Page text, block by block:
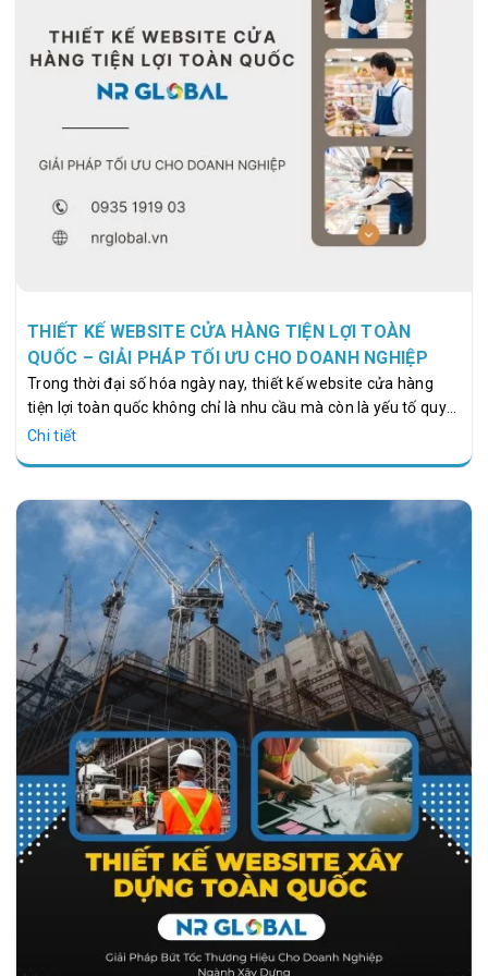
THIẾT KẾ WEBSITE CỬA HÀNG TIỆN LỢI TOÀN
QUỐC – GIẢI PHÁP TỐI ƯU CHO DOANH NGHIỆP
Trong thời đại số hóa ngày nay, thiết kế website cửa hàng
tiện lợi toàn quốc không chỉ là nhu cầu mà còn là yếu tố quyết
định để doanh nghiệp tăng trưởng bền vững. Một website
nâng cao doanh thu. Với kinh nghiệm nhiều năm trong lĩnh
vực thiết kế web, NR Global cung cấp giải pháp toàn diện, từ
thiết kế giao diện đến tối ưu SEO, giúp thương hiệu của bạn
nổi bật trên thị trường.…
Chi tiết